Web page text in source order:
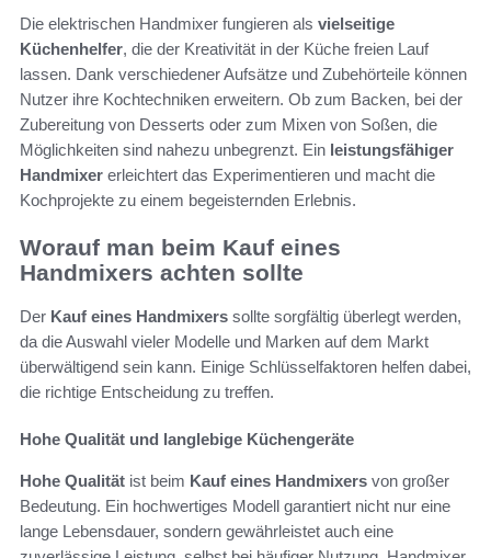
Die elektrischen Handmixer fungieren als vielseitige
Küchenhelfer, die der Kreativität in der Küche freien Lauf
lassen. Dank verschiedener Aufsätze und Zubehörteile können
Nutzer ihre Kochtechniken erweitern. Ob zum Backen, bei der
Zubereitung von Desserts oder zum Mixen von Soßen, die
Möglichkeiten sind nahezu unbegrenzt. Ein leistungsfähiger
Handmixer erleichtert das Experimentieren und macht die
Kochprojekte zu einem begeisternden Erlebnis.
Worauf man beim Kauf eines
Handmixers achten sollte
Der Kauf eines Handmixers sollte sorgfältig überlegt werden,
da die Auswahl vieler Modelle und Marken auf dem Markt
überwältigend sein kann. Einige Schlüsselfaktoren helfen dabei,
die richtige Entscheidung zu treffen.
Hohe Qualität und langlebige Küchengeräte
Hohe Qualität ist beim Kauf eines Handmixers von großer
Bedeutung. Ein hochwertiges Modell garantiert nicht nur eine
lange Lebensdauer, sondern gewährleistet auch eine